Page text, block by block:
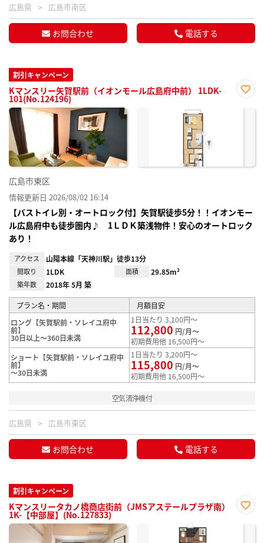
広島県 広島市南区
お問合わせ 電話する
割引キャンペーン
Kマンスリー矢賀駅前（イオンモール広島府中前） 1LDK-
101(No.124196)
に入
広島市東区
情報更新日 2026/08/02 16:14
【バストイレ別・オートロック付】矢賀駅徒歩5分！！イオンモー
ル広島府中も徒歩圏内♪ 1ＬＤＫ築浅物件！安心のオートロック
あり！
アクセス 山陽本線「天神川駅」徒歩13分
間取り 1LDK 面積 29.85m²
築年数 2018年 5月 築
プラン名・期間
月額目安
ロング【矢賀駅前・ソレイユ府中
前】
30日以上～360日未満
1日当たり 3,100円～
112,800 円/月～
初期費用他 16,500円～
ショート【矢賀駅前・ソレイユ府中
前】
～30日未満
1日当たり 3,200円～
115,800 円/月～
初期費用他 16,500円～
空気清浄機付
広島県 広島市東区
お問合わせ 電話する
割引キャンペーン
Kマンスリータカノ橋商店街前（JMSアステールプラザ南）
1K-【中部屋】(No.127833)
に入